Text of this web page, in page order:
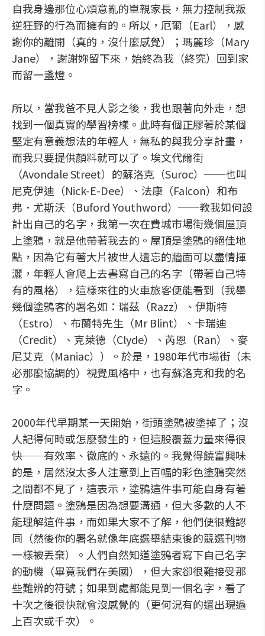
自我身邊那位心煩意亂的單親家長，無力控制我叛
逆狂野的行為而擁有的。所以，厄爾（Earl），感
謝你的離開（真的，沒什麼感覺）；瑪麗珍（Mary
Jane），謝謝妳留下來，始終為我（終究）回到家
而留一盞燈。
所以，當我爸不見人影之後，我也跟著向外走，想
找到一個真實的學習榜樣。此時有個正膠著於某個
堅定有意義想法的年輕人，無私的與我分享計畫，
而我只要提供顏料就可以了。埃文代爾街
（Avondale Street）的蘇洛克（Suroc）──也叫
尼克伊迪（Nick-E-Dee）、法康（Falcon）和布
弗．尤斯沃（Buford Youthword）──教我如何設
計出自己的名字，我第一次在費城市場街幾個屋頂
上塗鴉，就是他帶著我去的。屋頂是塗鴉的絕佳地
點，因為它有著大片被世人遺忘的牆面可以盡情揮
灑，年輕人會爬上去書寫自己的名字（帶著自己特
有的風格），這樣來往的火車旅客便能看到（我舉
幾個塗鴉客的署名如：瑞茲（Razz）、伊斯特
（Estro）、布蘭特先生（Mr Blint）、卡瑞迪
（Credit）、克萊德（Clyde）、芮恩（Ran）、麥
尼艾克（Maniac））。於是，1980年代市場街（未
必那麼協調的）視覺風格中，也有蘇洛克和我的名
字。
2000年代早期某一天開始，街頭塗鴉被塗掉了；沒
人記得何時或怎麼發生的，但這股覆蓋力量來得很
快──有效率、徹底的、永遠的。我覺得饒富興味
的是，居然沒太多人注意到上百幅的彩色塗鴉突然
之間都不見了，這表示，塗鴉這件事可能自身有著
什麼問題。塗鴉是因為想要溝通，但大多數的人不
能理解這件事，而如果大家不了解，他們便很難認
同（然後你的署名就像年底選舉結束後的競選刊物
一樣被丟棄）。人們自然知道塗鴉者寫下自己名字
的動機（畢竟我們在美國），但大家卻很難接受那
些難辨的符號；如果到處都能見到一個名字，看了
十次之後很快就會沒感覺的（更何況有的還出現過
上百次或千次）。